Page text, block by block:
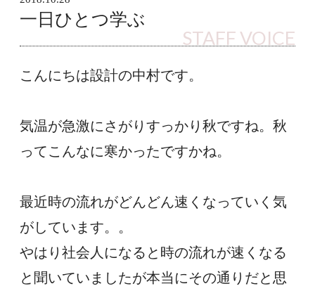
一日ひとつ学ぶ
STAFF VOICE
こんにちは設計の中村です。
気温が急激にさがりすっかり秋ですね。秋
ってこんなに寒かったですかね。
最近時の流れがどんどん速くなっていく気
がしています。。
やはり社会人になると時の流れが速くなる
と聞いていましたが本当にその通りだと思